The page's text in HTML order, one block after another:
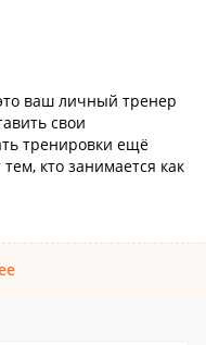
ваш личный тренер
свои
тренировки ещё
кто занимается как